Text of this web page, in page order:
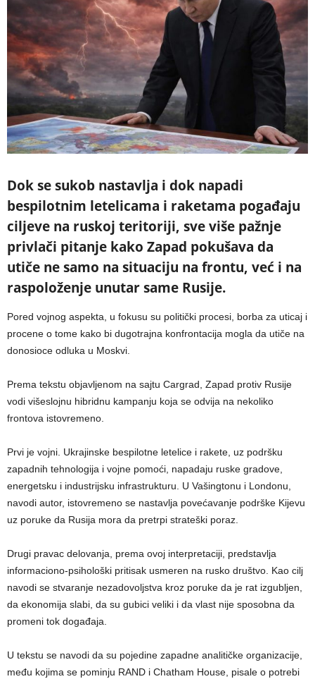
Dok se sukob nastavlja i dok napadi
bespilotnim letelicama i raketama pogađaju
ciljeve na ruskoj teritoriji, sve više pažnje
privlači pitanje kako Zapad pokušava da
utiče ne samo na situaciju na frontu, već i na
raspoloženje unutar same Rusije.
Pored vojnog aspekta, u fokusu su politički procesi, borba za uticaj i
procene o tome kako bi dugotrajna konfrontacija mogla da utiče na
donosioce odluka u Moskvi.
Prema tekstu objavljenom na sajtu Cargrad, Zapad protiv Rusije
vodi višeslojnu hibridnu kampanju koja se odvija na nekoliko
frontova istovremeno.
Prvi je vojni. Ukrajinske bespilotne letelice i rakete, uz podršku
zapadnih tehnologija i vojne pomoći, napadaju ruske gradove,
energetsku i industrijsku infrastrukturu. U Vašingtonu i Londonu,
navodi autor, istovremeno se nastavlja povećavanje podrške Kijevu
uz poruke da Rusija mora da pretrpi strateški poraz.
Drugi pravac delovanja, prema ovoj interpretaciji, predstavlja
informaciono-psihološki pritisak usmeren na rusko društvo. Kao cilj
navodi se stvaranje nezadovoljstva kroz poruke da je rat izgubljen,
da ekonomija slabi, da su gubici veliki i da vlast nije sposobna da
promeni tok događaja.
U tekstu se navodi da su pojedine zapadne analitičke organizacije,
među kojima se pominju RAND i Chatham House, pisale o potrebi